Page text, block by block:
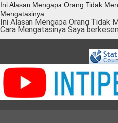
Ini Alasan Mengapa Orang Tidak
Mengatasinya
Ini Alasan Mengapa Orang Tidak
Cara Mengatasinya Saya